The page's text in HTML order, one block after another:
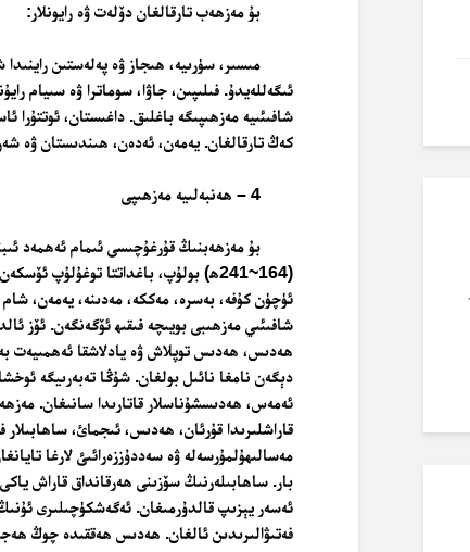
بۇ مەزھەب تارقالغان دۆلەت ۋە رايونلار:
مىسىر، سۈرىيە، ھىجاز ۋە پەلەستىن
ئىگەللەيدۇ. فىلىپىن، جاۋا، سوماترا ۋە سىيام
شافىئىيە مەزھىپىگە باغلىق. داغىستان، ئوتتۇرا
كەڭ تارقالغان. يەمەن، ئەدەن، ھىندىستان ۋە
4 – ھەنبەلىيە مەزھىپى
بۇ مەزھەبنىڭ قۇرغۇچىسى ئىمام ئەھمەد
(164~241ھ) بولۇپ، باغداتتا توغۇلۇپ
ئۈچۈن كۇفە، بەسرە، مەككە، مەدىنە، يەمەن، شام
شافىئىي مەزھىبى بويىچە فىقىھ ئۆگەنگەن. ئۆز
ھەدىس، ھەدىس توپلاش ۋە يادلاشقا ئەھمىيەت
دېگەن نامغا نائىل بولغان. شۇڭا تەبەرىيگە
ئەمەس، ھەدىسشۇناسلار قاتارىدا سانىغان.
قاراشلىرىدا قۇرئان، ھەدىس، ئىجمائ،
مەسالىھۇلمۇرسەلە ۋە سەددۇززەرائىئ لارغا
بار. ساھابىلەرنىڭ سۆزىنى ھەرقانداق قاراش
ئەسەر يېزىپ قالدۇرمىغان. ئەگەشكۈچىلىرى
فەتىۋالىرىدىن ئالغان. ھەدىس ھەققىدە چوڭ